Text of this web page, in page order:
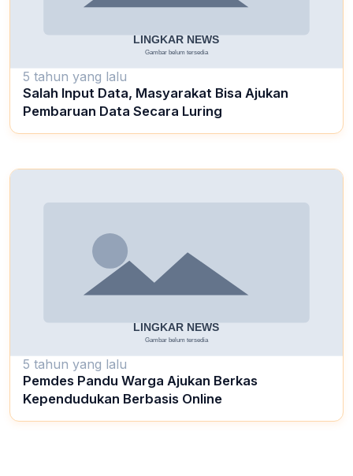
5 tahun yang lalu
Salah Input Data, Masyarakat Bisa Ajukan
Pembaruan Data Secara Luring
5 tahun yang lalu
Pemdes Pandu Warga Ajukan Berkas
Kependudukan Berbasis Online